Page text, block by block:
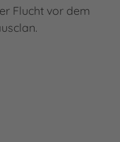
Flucht vor dem